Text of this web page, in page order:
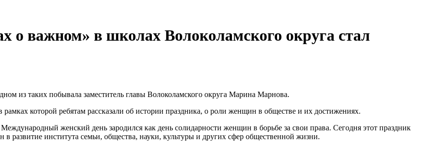
о важном» в школах Волоколамского округа стал
из таких побывала заместитель главы Волоколамского округа Марина Марнова.
которой ребятам рассказали об истории праздника, о роли женщин в обществе и их достижениях.
женский день зародился как день солидарности женщин в борьбе за свои права. Сегодня этот праздник
института семьи, общества, науки, культуры и других сфер общественной жизни.